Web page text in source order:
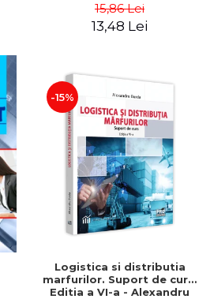
15,86 Lei
13,48 Lei
-15%
Logistica si distributia
marfurilor. Suport de curs.
Editia a VI-a - Alexandru